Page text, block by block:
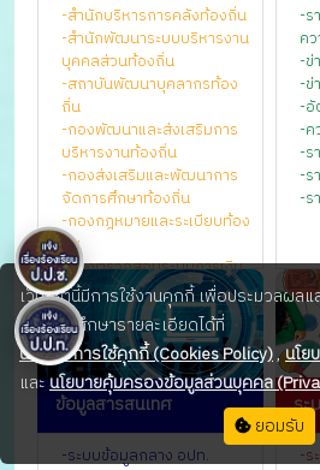
-สำนักบริหารการคลังท้องถิ่น
-สำนักพัฒนาระบบบริหารงาน
บุคคลส่วนท้องถิ่น
-สถาบันพัฒนาบุคลากรท้อง
ถิ่น
-กองพัฒนาและส่งเสริมการ
บริหารงานท้องถิ่น
-กองส่งเสริมและพัฒนาการ
จัดการศึกษาท้องถิ่น
-กองกฎหมายและระเบียบท้อง
ถิ่น
-กองตรวจสอบระบบการเงิน
บัญชีท้องถิ่น
-กองยุทธศาสตร์และแผนงาน
-กองการเจ้าหน้าที่
-กองคลัง
-สำนักงานเลขานุการกรม
-ศูนย์เทคโนโลยีสารสนเทศ
ท้องถิ่น
-กลุ่มตรวจสอบภายใน
-ร
ค
-ข่
-ข่
-อั
-ค
-ร
-ร
-ร
ข้อมูลสารสนเทศ
-ระบบข้อมูลกลาง อปท.
ระ
-ร
เว็บไซต์นี้มีการใช้งานคุกกี้ เพื่อประมวลผล
สามารถศึกษารายละเอียดได้ที่
นโยบายการใช้คุกกี้ (Cookies Policy),นโย
และนโยบายคุ้มครองข้อมูลส่วนบุคคล
ยอมรับ